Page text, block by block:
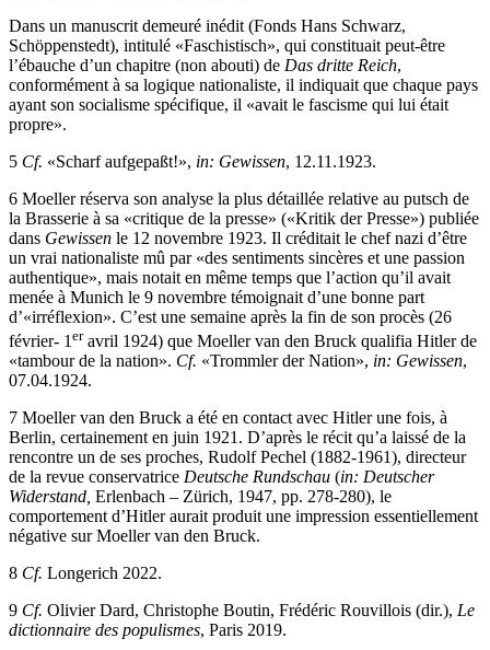
Dans un manuscrit demeuré inédit (Fonds Hans Schwarz,
Schöppenstedt), intitulé «Faschistisch», qui constituait peut-être
l’ébauche d’un chapitre (non abouti) de Das dritte Reich,
conformément à sa logique nationaliste, il indiquait que chaque pays
ayant son socialisme spécifique, il «avait le fascisme qui lui était
propre».
5 Cf. «Scharf aufgepaßt!», in: Gewissen, 12.11.1923.
6 Moeller réserva son analyse la plus détaillée relative au putsch de
la Brasserie à sa «critique de la presse» («Kritik der Presse») publiée
dans Gewissen le 12 novembre 1923. Il créditait le chef nazi d’être
un vrai nationaliste mû par «des sentiments sincères et une passion
authentique», mais notait en même temps que l’action qu’il avait
menée à Munich le 9 novembre témoignait d’une bonne part
d’«irréflexion». C’est une semaine après la fin de son procès (26
février- 1eravril 1924) que Moeller van den Bruck qualifia Hitlerde
«tambour de la nation». Cf. «Trommler der Nation», in: Gewissen,
07.04.1924.
7 Moeller van den Bruck a été en contact avec Hitlerune fois, à
Berlin, certainement en juin 1921. D’après le récit qu’a laissé de la
rencontre un de ses proches, Rudolf Pechel (1882-1961), directeur
de la revue conservatrice Deutsche Rundschau (in: Deutscher
Widerstand, Erlenbach – Zürich, 1947, pp. 278-280), le
comportement d’Hitler aurait produit une impression essentiellement
négative sur Moeller van den Bruck.
8 Cf. Longerich 2022.
9 Cf. Olivier Dard, Christophe Boutin, Frédéric Rouvillois (dir.), Le
dictionnaire des populismes, Paris 2019.